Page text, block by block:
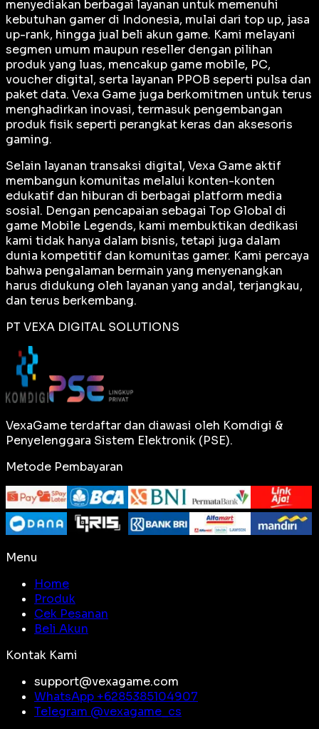
menyediakan berbagai layanan untuk memenuhi
kebutuhan gamer di Indonesia, mulai dari top up, jasa
up-rank, hingga jual beli akun game. Kami melayani
segmen umum maupun reseller dengan pilihan
produk yang luas, mencakup game mobile, PC,
voucher digital, serta layanan PPOB seperti pulsa dan
paket data. Vexa Game juga berkomitmen untuk terus
menghadirkan inovasi, termasuk pengembangan
produk fisik seperti perangkat keras dan aksesoris
gaming.
Selain layanan transaksi digital, Vexa Game aktif
membangun komunitas melalui konten-konten
edukatif dan hiburan di berbagai platform media
sosial. Dengan pencapaian sebagai Top Global di
game Mobile Legends, kami membuktikan dedikasi
kami tidak hanya dalam bisnis, tetapi juga dalam
dunia kompetitif dan komunitas gamer. Kami percaya
bahwa pengalaman bermain yang menyenangkan
harus didukung oleh layanan yang andal, terjangkau,
dan terus berkembang.
PT VEXA DIGITAL SOLUTIONS
VexaGame terdaftar dan diawasi oleh Komdigi &
Penyelenggara Sistem Elektronik (PSE).
Metode Pembayaran
Menu
Home
Produk
Cek Pesanan
Beli Akun
Kontak Kami
support@vexagame.com
WhatsApp +6285385104907
Telegram @vexagame_cs